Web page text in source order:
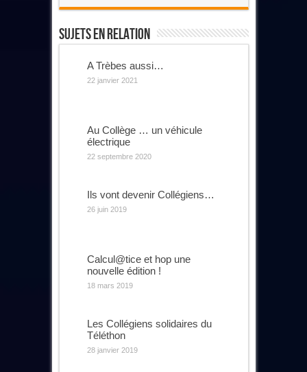
Sujets En Relation
A Trèbes aussi…
22 janvier 2021
Au Collège … un véhicule
électrique
22 septembre 2020
Ils vont devenir Collégiens…
26 juin 2019
Calcul@tice et hop une
nouvelle édition !
18 mars 2019
Les Collégiens solidaires du
Téléthon
28 janvier 2019